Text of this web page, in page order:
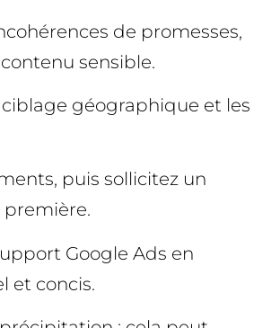
de promesses,
sensible.
géographique et les
puis sollicitez un
première.
Google Ads en
et concis.